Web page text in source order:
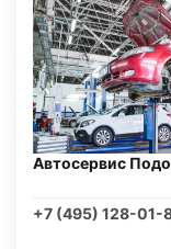
Автосервис
+7 (495) 128-01-